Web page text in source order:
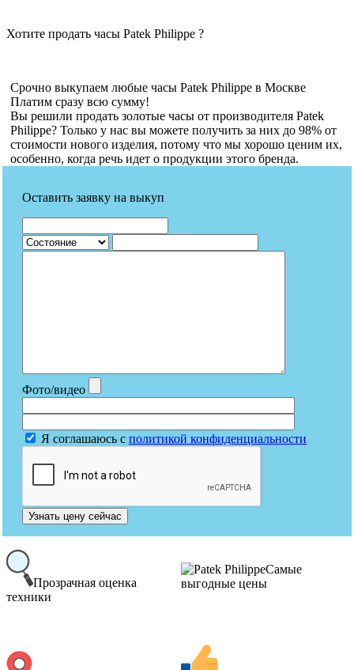
Хотите продать часы Patek Philippe ?
Срочно выкупаем любые часы Patek Philippe в Москве
Платим сразу всю сумму!
Вы решили продать золотые часы от производителя Patek
Philippe? Только у нас вы можете получить за них до 98% от
стоимости нового изделия, потому что мы хорошо ценим их,
особенно, когда речь идет о продукции этого бренда.
Оставить заявку на выкуп
Фото/видео
Я соглашаюсь с политикой конфиденциальности
Узнать цену сейчас
Прозрачная оценка
техники
Самые
выгодные цены